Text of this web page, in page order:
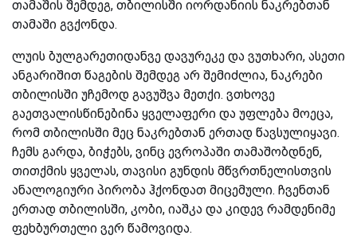
თამაშის შემდეგ, თბილისში იორდანიის ნაკრებთან
თამაში გვქონდა.
ლუის ბულგარეთიდანვე დავურეკე და ვუთხარი, ასეთი
ანგარიშით წაგების შემდეგ არ შემიძლია, ნაკრები
თბილისში უჩემოდ გავუშვა მეთქი. ვთხოვე
გაეთვალისწინებინა ყველაფერი და უფლება მოეცა,
რომ თბილისში მეც ნაკრებთან ერთად წავსულიყავი.
ჩემს გარდა, ბიჭებს, ვინც ევროპაში თამაშობდნენ,
თითქმის ყველას, თავისი გუნდის მწვრთნელისთვის
ანალოგიური პირობა ჰქონდათ მიცემული. ჩვენთან
ერთად თბილისში, კობი, იაშკა და კიდევ რამდენიმე
ფეხბურთელი ვერ წამოვიდა.